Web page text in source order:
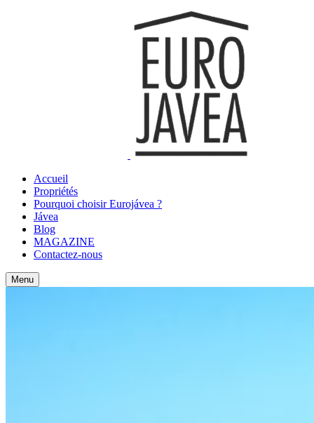
Accueil
Propriétés
Pourquoi choisir Eurojávea ?
Jávea
Blog
MAGAZINE
Contactez-nous
Menu